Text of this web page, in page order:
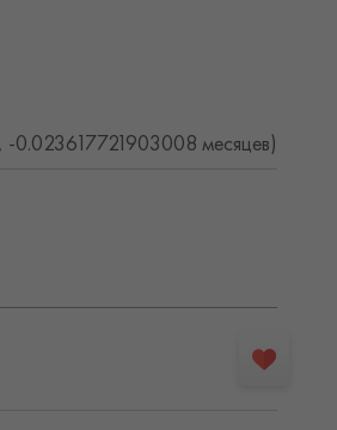
0.023617721903008 месяцев)